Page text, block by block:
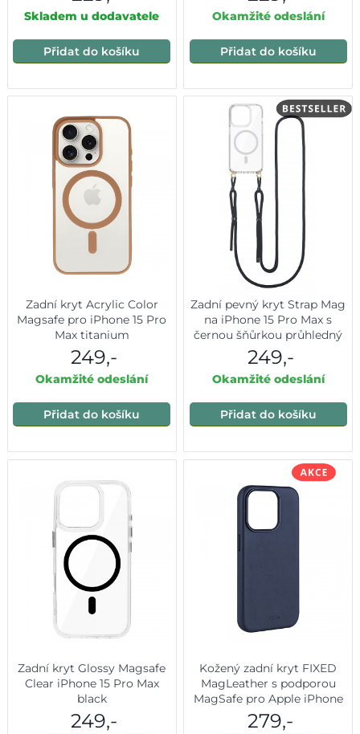
Skladem u dodavatele
Přidat do košíku
Okamžité odeslání
Přidat do košíku
Zadní kryt Acrylic Color
Magsafe pro iPhone 15 Pro
Max titanium
249,-
Okamžité odeslání
Přidat do košíku
Zadní pevný kryt Strap Mag
na iPhone 15 Pro Max s
černou šňůrkou průhledný
249,-
Okamžité odeslání
Přidat do košíku
Zadní kryt Glossy Magsafe
Clear iPhone 15 Pro Max
black
249,-
Kožený zadní kryt FIXED
MagLeather s podporou
MagSafe pro Apple iPhone
15 Pro Max, modrý
279,-